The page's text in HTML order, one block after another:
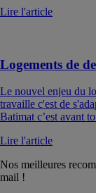
Lire l'article
Logements de
Le nouvel enjeu du
travaille c'est de
Batimat c’est avant
Lire l'article
Nos meilleures
mail !